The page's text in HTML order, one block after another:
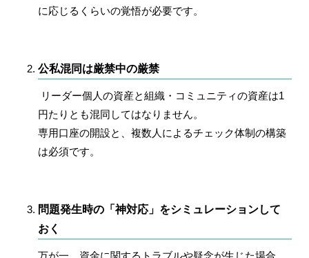
に応じるくらいの覚悟が必要です。
公私混同は厳禁中の厳禁
リーダー個人の資産と組織・コミュニティの資産は1
円たりとも混同してはなりません。
専用口座の開設と、複数人によるチェック体制の構築
は必須です。
問題発生時の「神対応」をシミュレーションして
おく
万が一、資金に関するトラブルや疑念が生じた場合、